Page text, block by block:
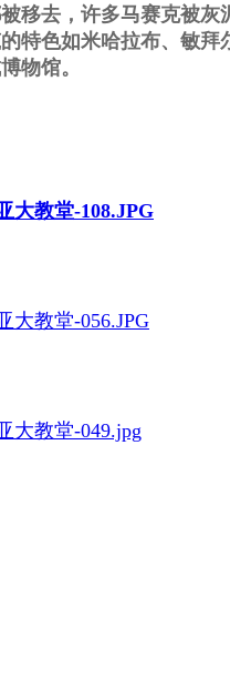
移去，许多马赛克被灰
特色如米哈拉布、敏拜
物馆。